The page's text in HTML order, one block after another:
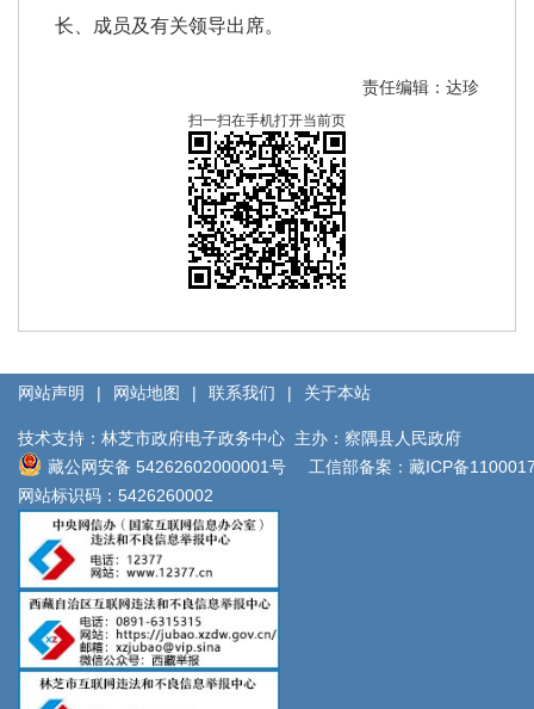
长、成员及有关领导出席。
责任编辑：达珍
扫一扫在手机打开当前页
网站声明 | 网站地图 | 联系我们 | 关于本站
技术支持：林芝市政府电子政务中心 主办：察隅县人民政府
工信部备案： 藏ICP备
藏公网安备 54262602000001号
网站标识码：5426260002